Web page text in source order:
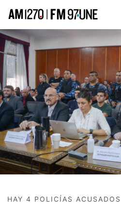
HAY 4 POLICÍAS ACUSADOS